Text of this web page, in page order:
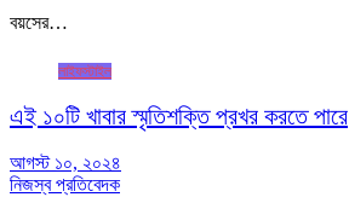
বয়সের…
লাইফস্টাইল
এই ১০টি খাবার স্মৃতিশক্তি প্রখর করতে পারে
আগস্ট ১০, ২০২৪
নিজস্ব প্রতিবেদক